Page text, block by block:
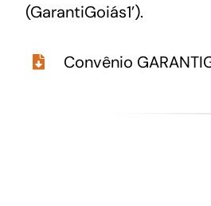
(GarantiGoiás1’).
Convênio